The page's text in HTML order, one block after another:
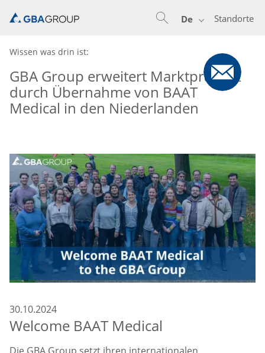
Standorte
De
Wissen was drin ist:
GBA Group erweitert Marktpräsenz
durch Übernahme von BAAT
Medical in den Niederlanden
30.10.2024
Welcome BAAT Medical